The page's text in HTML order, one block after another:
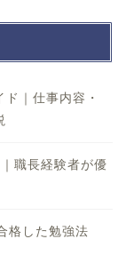
ド｜仕事内容・
職長経験者が優
格した勉強法